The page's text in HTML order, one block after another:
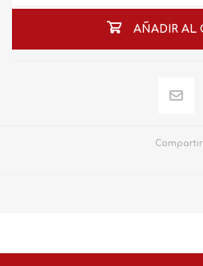
AÑADIR AL
Compartir